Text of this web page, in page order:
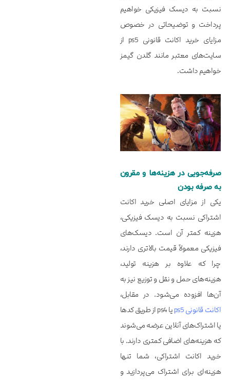
نسبت به دیسک فیزیکی خواهیم
پرداخت و توضیحاتی در خصوص
مزایای خرید اکانت قانونی ps5 از
سایت‌های معتبر مانند گلدن گیمز
خواهیم داشت.
صرفه‌جویی در هزینه‌ها و مقرون
به صرفه بودن
یکی از مزایای اصلی خرید اکانت
اشتراکی نسبت به دیسک فیزیکی،
هزینه کمتر آن است. دیسک‌های
فیزیکی معمولاً قیمت بالاتری دارند،
چرا که علاوه بر هزینه تولید،
هزینه‌های حمل و نقل و توزیع نیز به
آن‌ها افزوده می‌شود. در مقابل،
اکانت قانونی ps5
یا ps4 از طریق کدها
یا اشتراک‌های آنلاین عرضه می‌شوند
که هزینه‌های اضافی کمتری دارند. با
خرید اکانت اشتراکی، شما تنها
هزینه‌ای برای اشتراک می‌پردازید و